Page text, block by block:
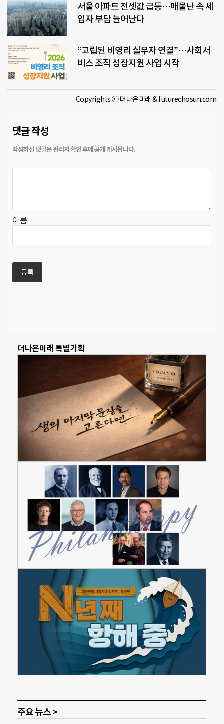
서울 아파트 전셋값 급등…매물난 속 세
입자 부담 늘어난다
“고립된 비영리 실무자 연결”…사회서
비스 조직 성장지원 사업 시작
Copyrights ⓒ 더나은미래 & futurechosun.com
댓글 작성
이름
더나은미래 특별기획
주요 뉴스 >